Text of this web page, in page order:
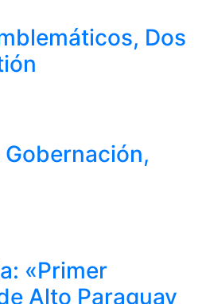
Dos
«Primer
Alto Paraguay